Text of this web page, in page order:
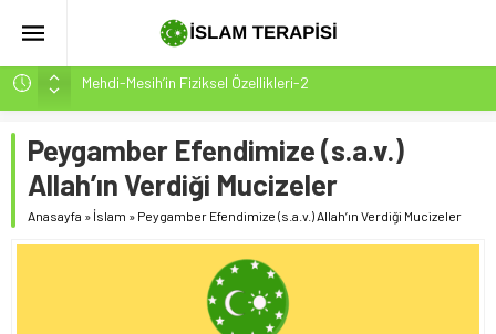
Mehdi-Mesih’in Fiziksel Özellikleri-2
Hakikatin Nihai Ölçüsü: Kur’an-ı Kerim’in Önceki Kitapları
Tasdiki ve Tahrifleri Arındırması
Peygamber Müjdesi Mehdi Mesih’in Gelişi Kitabımız
26.07.2026 Tarihinde Güncellenmiştir(ÇOK ÖNEMLİ)
İsrâ Sûresi(17) 1. Ayet’in 7 Dilde Yazılışı
SAKIN ÇOĞUNLUK SİZİ ALDATMASIN
Peygamber Efendimize (s.a.v.)
Allah’ın Verdiği Mucizeler
Anasayfa » İslam » Peygamber Efendimize (s.a.v.) Allah’ın Verdiği Mucizeler